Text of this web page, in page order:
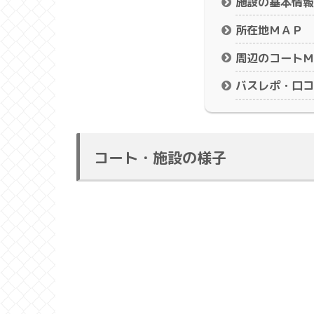
所在地ＭＡＰ
周辺のコート
バスレポ・口
コート・施設の様子